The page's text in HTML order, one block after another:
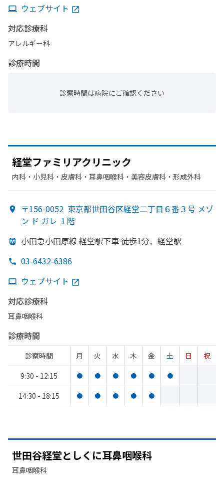
ウェブサイト
対応診療科
アレルギー科
診療時間
診察時間は病院にご確認ください
経堂ファミリアクリニック
内科・​小児科・​皮膚科・​耳鼻咽喉科・​美容皮膚科・​形成外科
〒156-0052 東京都世田谷区経堂二丁目６番３号 メゾ
ン ド ガレ １階
小田急小田原線 経堂駅下車 徒歩1分、 経堂駅
03-6432-6386
ウェブサイト
対応診療科
耳鼻咽喉科
診療時間
診察時間 月 火 水 木 金 土 日
祝
9:30 - 12:15
● ● ● ● ● ●
14:30 - 18:15 ● ● ● ● ●
世田谷経堂と しくに耳鼻咽喉科
耳鼻咽喉科